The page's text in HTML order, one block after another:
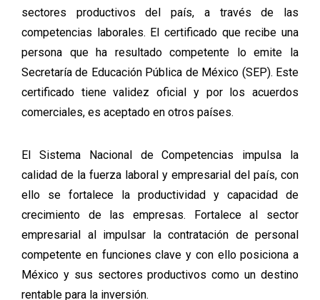
sectores productivos del país, a través de las
competencias laborales. El certificado que recibe una
persona que ha resultado competente lo emite la
Secretaría de Educación Pública de México (SEP). Este
certificado tiene validez oficial y por los acuerdos
comerciales, es aceptado en otros países.
El Sistema Nacional de Competencias impulsa la
calidad de la fuerza laboral y empresarial del país, con
ello se fortalece la productividad y capacidad de
crecimiento de las empresas. Fortalece al sector
empresarial al impulsar la contratación de personal
competente en funciones clave y con ello posiciona a
México y sus sectores productivos como un destino
rentable para la inversión.